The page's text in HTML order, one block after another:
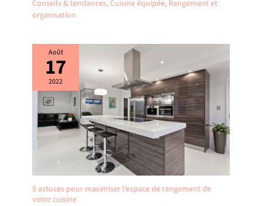
Conseils & tendances,Cuisine équipée, Rangement et
organisation
Août
17
2022
5 astuces pour maximiser l’espace de rangement de
votre cuisine